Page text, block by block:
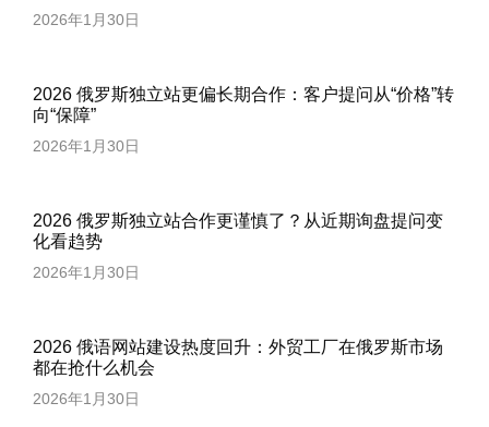
2026年1月30日
2026 俄罗斯独立站更偏长期合作：客户提问从“价格”转
向“保障”
2026年1月30日
2026 俄罗斯独立站合作更谨慎了？从近期询盘提问变
化看趋势
2026年1月30日
2026 俄语网站建设热度回升：外贸工厂在俄罗斯市场
都在抢什么机会
2026年1月30日